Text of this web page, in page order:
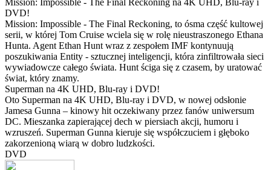
Mission: Impossible - The Final Reckoning na 4K UHD, Blu-ray i
DVD!
Mission: Impossible - The Final Reckoning, to ósma część kultowej
serii, w której Tom Cruise wciela się w rolę nieustraszonego Ethana
Hunta. Agent Ethan Hunt wraz z zespołem IMF kontynuują
poszukiwania Entity - sztucznej inteligencji, która zinfiltrowała sieci
wywiadowcze całego świata. Hunt ściga się z czasem, by uratować
świat, który znamy.
Superman na 4K UHD, Blu-ray i DVD!
Oto Superman na 4K UHD, Blu-ray i DVD, w nowej odsłonie
Jamesa Gunna – kinowy hit oczekiwany przez fanów uniwersum
DC. Mieszanka zapierającej dech w piersiach akcji, humoru i
wzruszeń. Superman Gunna kieruje się współczuciem i głęboko
zakorzenioną wiarą w dobro ludzkości.
DVD